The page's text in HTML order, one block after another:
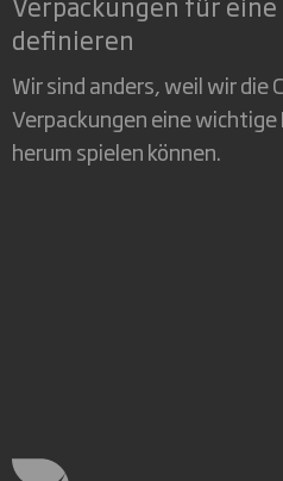
definieren
Wir sind anders, weil wir die
Verpackungen eine wichtige
herum spielen können.